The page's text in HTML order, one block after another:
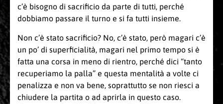
c’è bisogno di sacrificio da parte di tutti, perché
dobbiamo passare il turno e si fa tutti insieme.
Non c’è stato sacrificio? No, c’è stato, però magari c’è
un po’ di superficialità, magari nel primo tempo si è
fatta una corsa in meno di rientro, perché dici “tanto
recuperiamo la palla” e questa mentalità a volte ci
penalizza e non va bene, soprattutto se non riesci a
chiudere la partita o ad aprirla in questo caso.